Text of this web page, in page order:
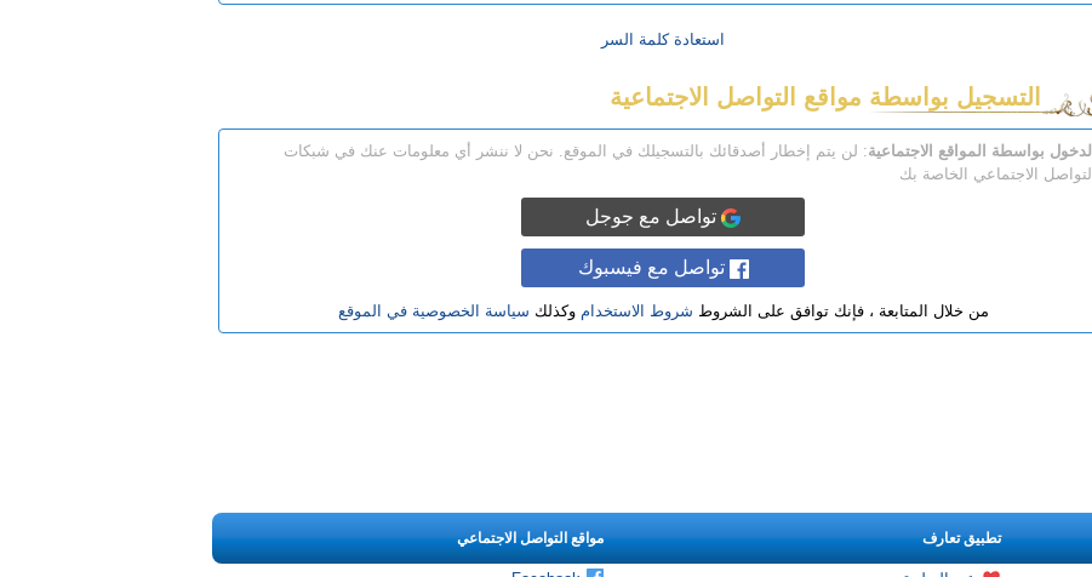
استعادة كلمة السر
التسجيل بواسطة مواقع التواصل الاجتماعية
الدخول بواسطة المواقع الاجتماعية: لن يتم إخطار أصدقائك بالتسجيلك في الموقع. نحن لا ننشر أي معلومات عنك في شبكات
التواصل الاجتماعي الخاصة بك
تواصل مع جوجل
تواصل مع فيسبوك
من خلال المتابعة ، فإنك توافق على الشروط شروط الاستخدام وكذلك سياسة الخصوصية في الموقع
تطبيق تعارف مواقع التواصل الاجتماعي